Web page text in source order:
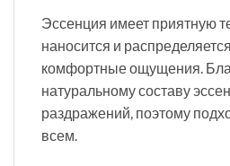
Эссенция имеет приятную
наносится и
комфортные ощущения.
натуральному составу
раздражений, поэтому
всем.